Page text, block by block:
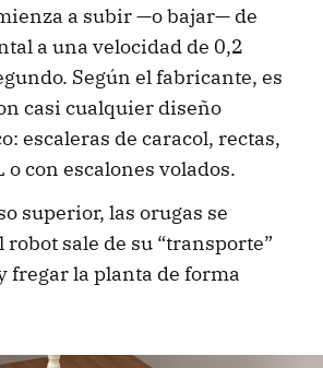
a subir —o bajar— de
a una velocidad de 0,2
Según el fabricante, es
casi cualquier diseño
escaleras de caracol, rectas,
o con escalones volados.
superior, las orugas se
robot sale de su “transporte”
fregar la planta de forma